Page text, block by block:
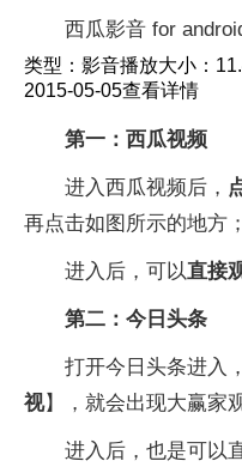
西瓜影音 for
类型：影音播放大小：
2015-05-05查看详情
第一：西瓜视频
进入西瓜视频后，
再点击如图所示的地方；
进入后，可以直接
第二：今日头条
打开今日头条进入
视】，就会出现大赢家
进入后，也是可以